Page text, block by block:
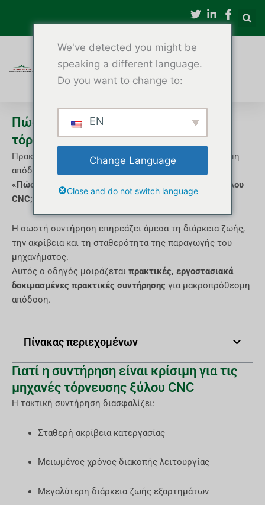
περιεχόμενο
Πώς να συντηρήσετε μια μηχανή
τόρνευσης ξύλου CNC
Πρακτικές συμβουλές συντήρησης για μακροπρόθεσμη
απόδοση
«Πώς μπορώ να συντηρήσω μια μηχανή τόρνευσης ξύλου
CNC;»
Η σωστή συντήρηση επηρεάζει άμεσα τη διάρκεια ζωής,
την ακρίβεια και τη σταθερότητα της παραγωγής του
μηχανήματος.
Αυτός ο οδηγός μοιράζεται πρακτικές, εργοστασιακά
δοκιμασμένες πρακτικές συντήρησης για μακροπρόθεσμη
απόδοση.
Πίνακας περιεχομένων
Γιατί η συντήρηση είναι κρίσιμη για τις
μηχανές τόρνευσης ξύλου CNC
Η τακτική συντήρηση διασφαλίζει:
Σταθερή ακρίβεια κατεργασίας
Μειωμένος χρόνος διακοπής λειτουργίας
Μεγαλύτερη διάρκεια ζωής εξαρτημάτων
We've detected you might be
speaking a different language.
Do you want to change to:
EN
Change Language
Close and do not switch language